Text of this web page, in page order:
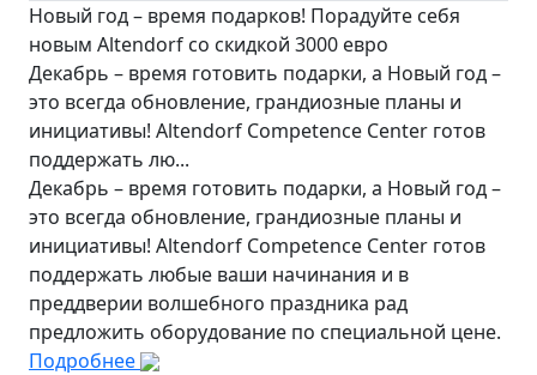
Новый год – время подарков! Порадуйте себя
новым Altendorf со скидкой 3000 евро
Декабрь – время готовить подарки, а Новый год –
это всегда обновление, грандиозные планы и
инициативы! Altendorf Competence Center готов
поддержать лю...
Декабрь – время готовить подарки, а Новый год –
это всегда обновление, грандиозные планы и
инициативы! Altendorf Competence Center готов
поддержать любые ваши начинания и в
преддверии волшебного праздника рад
предложить оборудование по специальной цене.
Подробнее